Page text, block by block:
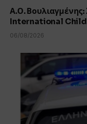
Α.Ο.
International
06/08/2026